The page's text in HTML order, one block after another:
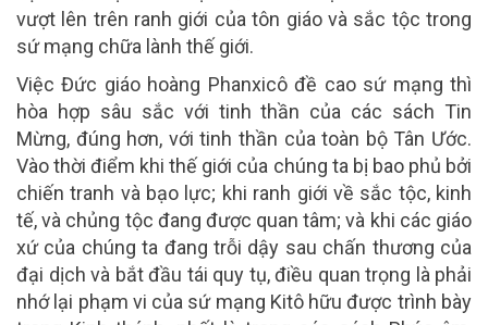
vượt lên trên ranh giới của tôn giáo và sắc tộc trong
sứ mạng chữa lành thế giới.
Việc Đức giáo hoàng Phanxicô đề cao sứ mạng thì
hòa hợp sâu sắc với tinh thần của các sách Tin
Mừng, đúng hơn, với tinh thần của toàn bộ Tân Ước.
Vào thời điểm khi thế giới của chúng ta bị bao phủ bởi
chiến tranh và bạo lực; khi ranh giới về sắc tộc, kinh
tế, và chủng tộc đang được quan tâm; và khi các giáo
xứ của chúng ta đang trỗi dậy sau chấn thương của
đại dịch và bắt đầu tái quy tụ, điều quan trọng là phải
nhớ lại phạm vi của sứ mạng Kitô hữu được trình bày